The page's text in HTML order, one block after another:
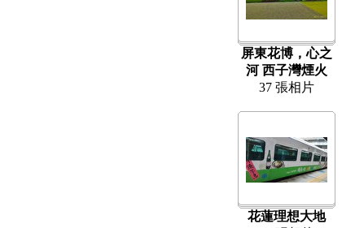
屏東花博，心之
河 西子灣煙火
37 張相片
花蓮理想大地